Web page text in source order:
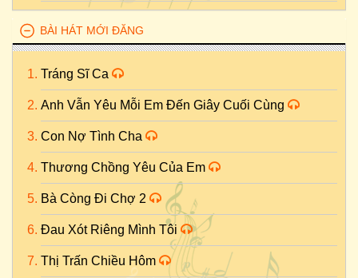
BÀI HÁT MỚI ĐĂNG
Tráng Sĩ Ca
Anh Vẫn Yêu Mỗi Em Đến Giây Cuối Cùng
Con Nợ Tình Cha
Thương Chồng Yêu Của Em
Bà Còng Đi Chợ 2
Đau Xót Riêng Mình Tôi
Thị Trấn Chiều Hôm